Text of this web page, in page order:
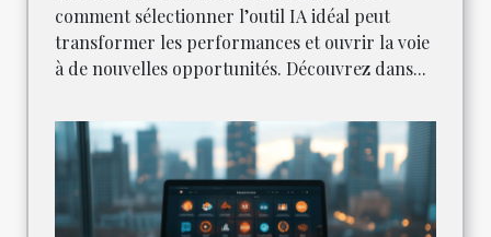
comment sélectionner l’outil IA idéal peut
transformer les performances et ouvrir la voie
à de nouvelles opportunités. Découvrez dans...